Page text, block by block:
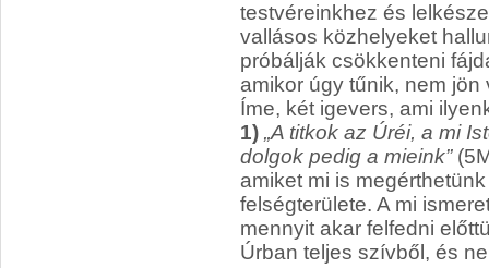
testvéreinkhez és
vallásos közhelyeket
próbálják csökkenteni
amikor úgy tűnik, nem
Íme, két igevers, ami
1) „A titkok az Úréi, a mi
dolgok pedig a mieink”
amiket mi is
felségterülete. A mi
mennyit akar felfedni
Úrban teljes szívből, és